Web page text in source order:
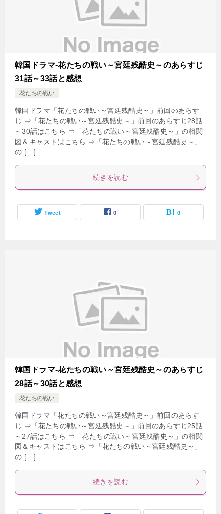
韓国ドラマ-花たちの戦い～宮廷残酷史～のあらすじ
31話～33話と感想
花たちの戦い
韓国ドラマ「花たちの戦い～宮廷残酷史～」前回のあらす
じ ⇒「花たちの戦い～宮廷残酷史～」前回のあらすじ28話
～30話はこちら ⇒「花たちの戦い～宮廷残酷史～」の相関
図＆キャストはこちら ⇒「花たちの戦い～宮廷残酷史～」
の […]
続きを読む
Tweet 0 0
韓国ドラマ-花たちの戦い～宮廷残酷史～のあらすじ
28話～30話と感想
花たちの戦い
韓国ドラマ「花たちの戦い～宮廷残酷史～」前回のあらす
じ ⇒「花たちの戦い～宮廷残酷史～」前回のあらすじ25話
～27話はこちら ⇒「花たちの戦い～宮廷残酷史～」の相関
図＆キャストはこちら ⇒「花たちの戦い～宮廷残酷史～」
の […]
続きを読む